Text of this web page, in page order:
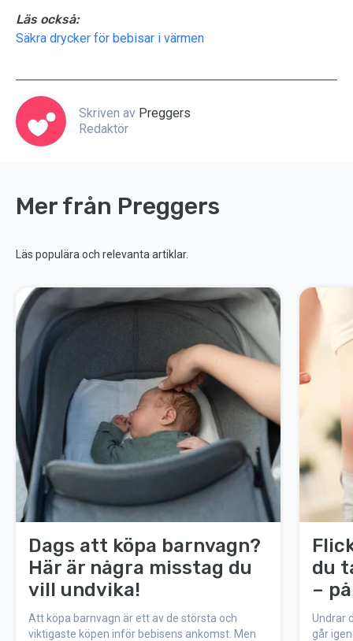
Läs också:
Säkra drycker för bebisar i värmen
Skriven av Preggers
Redaktör
Mer från Preggers
Läs populära och relevanta artiklar.
Dags att köpa barnvagn?
Här är några misstag du
vill undvika!
Att köpa barnvagn är ett av de största och
viktigaste köpen inför bebisens ankomst. Men
du
–
Undrar
går